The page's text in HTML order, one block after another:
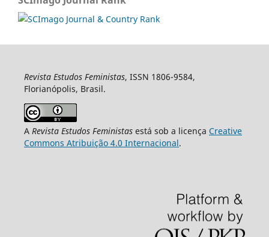
Revista Estudos Feministas, ISSN 1806-9584,
Florianópolis, Brasil.
A Revista Estudos Feministasestá sob a licença Creative
Commons Atribuição 4.0 Internacional.